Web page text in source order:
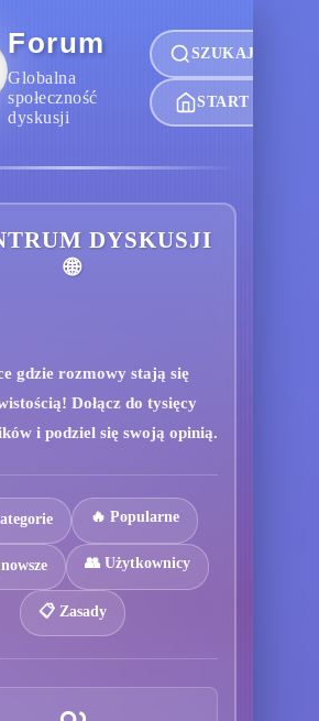
Forum
Globalna
społeczność
dyskusji
SZUKAJ
START
DYSKUSJI
🌐
gdzie rozmowy stają się
Dołącz do tysięcy
i podziel się swoją opinią.
🔥 Popularne
👥 Użytkownicy
📋 Zasady